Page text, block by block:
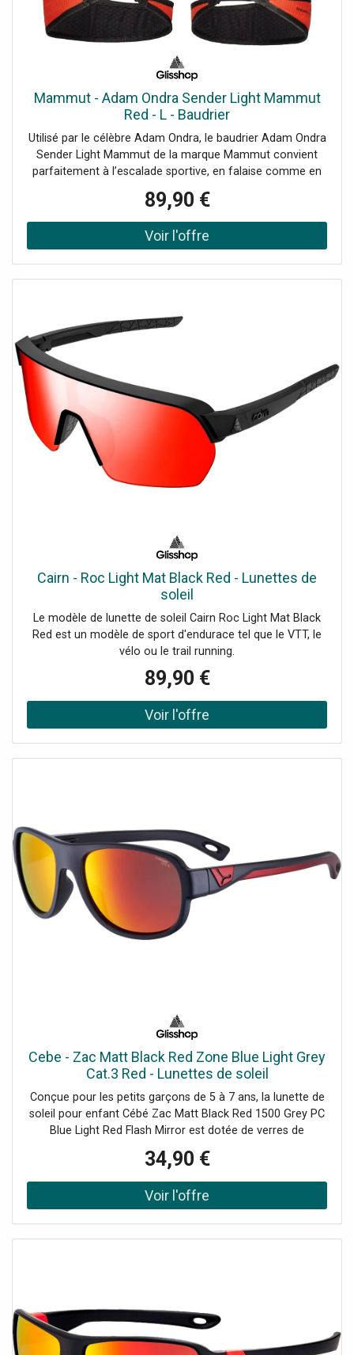
Mammut - Adam Ondra Sender Light Mammut
Red - L - Baudrier
Utilisé par le célèbre Adam Ondra, le baudrier Adam Ondra
Sender Light Mammut de la marque Mammut convient
parfaitement à l’escalade sportive, en falaise comme en
89,90 €
Cairn - Roc Light Mat Black Red - Lunettes de
soleil
Le modèle de lunette de soleil Cairn Roc Light Mat Black
Red est un modèle de sport d'endurace tel que le VTT, le
vélo ou le trail running.
89,90 €
Cebe - Zac Matt Black Red Zone Blue Light Grey
Cat.3 Red - Lunettes de soleil
Conçue pour les petits garçons de 5 à 7 ans, la lunette de
soleil pour enfant Cébé Zac Matt Black Red 1500 Grey PC
Blue Light Red Flash Mirror est dotée de verres de
34,90 €